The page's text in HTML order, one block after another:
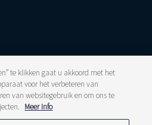
te klikken gaat u akkoord met het
voor het verbeteren van
van websitegebruik en om ons te
Meer Info